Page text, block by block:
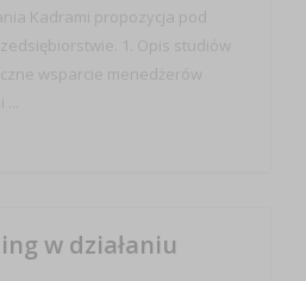
Kadrami propozycja pod
1. Opis studiów
wsparcie menedżerów
w działaniu